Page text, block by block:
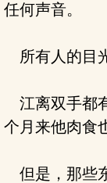
任何声音。
所有人的目
江离双手都
个月来他肉食
但是，那些